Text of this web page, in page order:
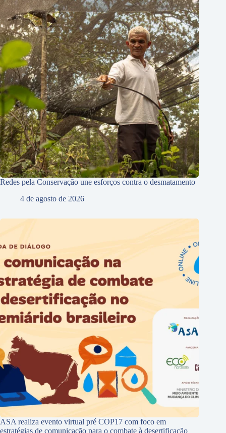
Redes pela Conservação une esforços contra o desmatamento
4 de agosto de 2026
ASA realiza evento virtual pré COP17 com foco em
estratégias de comunicação para o combate à desertificação